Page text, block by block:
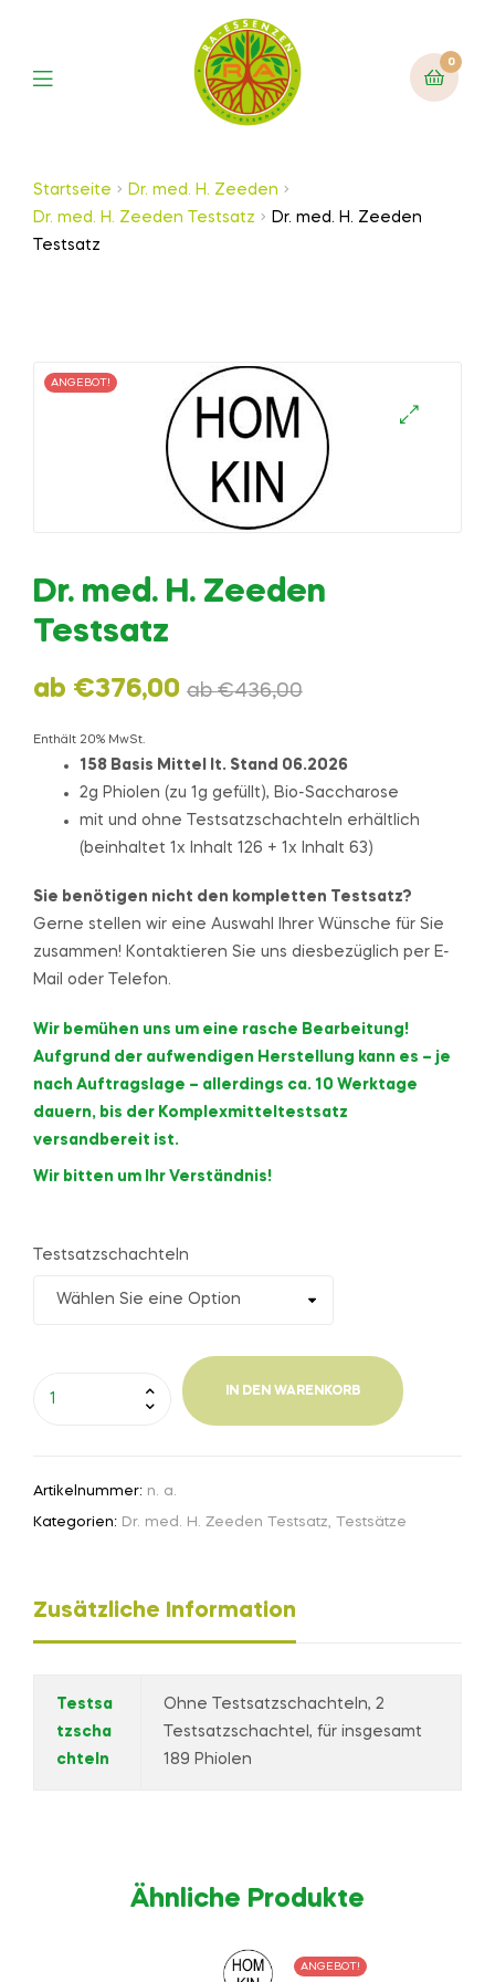
0
Startseite
Dr. med. H. Zeeden
Dr. med. H. Zeeden Testsatz
Dr. med. H. Zeeden
Testsatz
ANGEBOT!
Dr. med. H. Zeeden
Testsatz
ab€436,00
ab €376,00
Enthält 20% MwSt.
158 Basis Mittel lt. Stand 06.2026
2g Phiolen (zu 1g gefüllt), Bio-Saccharose
mit und ohne Testsatzschachteln erhältlich
(beinhaltet 1x Inhalt 126 + 1x Inhalt 63)
Sie benötigen nicht den kompletten Testsatz?
Gerne stellen wir eine Auswahl Ihrer Wünsche für Sie
zusammen! Kontaktieren Sie uns diesbezüglich per E-
Mail oder Telefon.
Wir bemühen uns um eine rasche Bearbeitung!
Aufgrund der aufwendigen Herstellung kann es – je
nach Auftragslage – allerdings ca. 10 Werktage
dauern, bis der Komplexmitteltestsatz
versandbereit ist.
Wir bitten um Ihr Verständnis!
Testsatzschachteln
IN DEN WARENKORB
Artikelnummer: n. a.
Kategorien: Dr. med. H. Zeeden Testsatz, Testsätze
Zusätzliche Information
Testsa
tzscha
chteln
Ohne Testsatzschachteln, 2
Testsatzschachtel, für insgesamt
189 Phiolen
Ähnliche Produkte
ANGEBOT!